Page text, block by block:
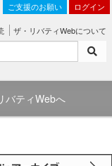
ご支援のお願い ログイン
ザ・リバティWebについて
バティWebへ